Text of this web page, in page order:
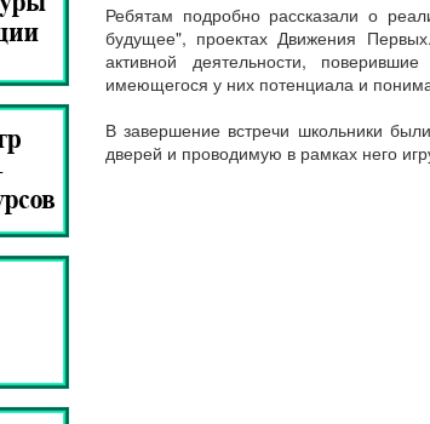
Ребятам подробно рассказали о
будущее", проектах Движения
активной деятельности,
имеющегося у них потенциала и
В завершение встречи школьники
дверей и проводимую в рамках него